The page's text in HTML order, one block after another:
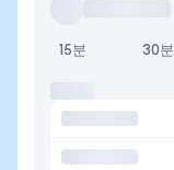
15분 30분